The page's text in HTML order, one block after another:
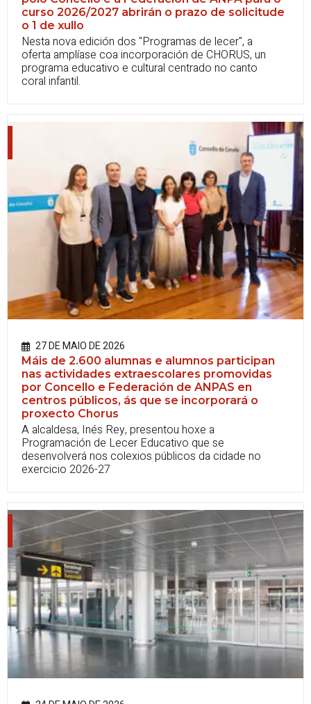
curso 2026/2027 abrirán o prazo de solicitude
o 1 de xullo
Nesta nova edición dos "Programas de lecer", a
oferta amplíase coa incorporación de CHORUS, un
programa educativo e cultural centrado no canto
coral infantil.
27 DE MAIO DE 2026
Máis de 2.600 alumnas e alumnos participan
nas actividades extraescolares promovidas
por Concello e Federación de ANPAS en
centros públicos, ás que se incorporará o
proxecto Chorus
A alcaldesa, Inés Rey, presentou hoxe a
Programación de Lecer Educativo que se
desenvolverá nos colexios públicos da cidade no
exercicio 2026-27